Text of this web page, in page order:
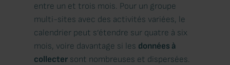
entre un et trois mois. Pour un groupe
multi-sites avec des activités variées, le
calendrier peut s’étendre sur quatre à six
mois, voire davantage si les données à
collecter sont nombreuses et dispersées.